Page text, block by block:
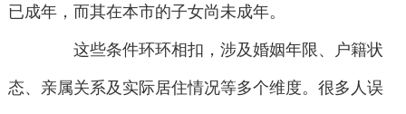
已成年，而其在本市的子女尚未成年。
这些条件环环相扣，涉及婚姻年限、户籍状
态、亲属关系及实际居住情况等多个维度。很多人误